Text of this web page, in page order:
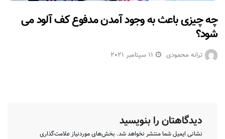
چه چیزی باعث به وجود آمدن مدفوع کف آلود می
شود؟
ترانه محمودی 11 سپتامبر 2021
دیدگاهتان را بنویسید
نشانی ایمیل شما منتشر نخواهد شد. بخش‌های موردنیاز علامت‌گذاری